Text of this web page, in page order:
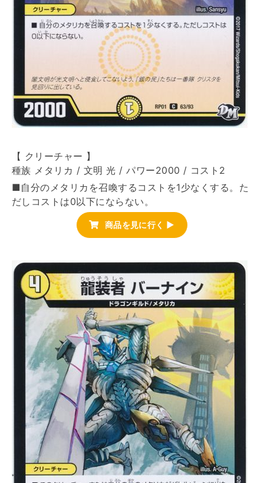
【 クリーチャー 】
種族 メタリカ / 文明 光 / パワー2000 / コスト2
■自分のメタリカを召喚するコストを1少なくする。た
だしコストは0以下にならない。
商品を見に行く ▶